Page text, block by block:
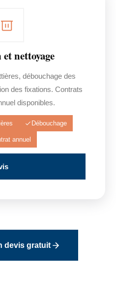
nettoyage
débouchage des
des fixations. Contrats
disponibles.
Débouchage
annuel
devis gratuit